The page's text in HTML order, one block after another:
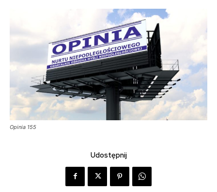
Opinia 155
Udostępnij